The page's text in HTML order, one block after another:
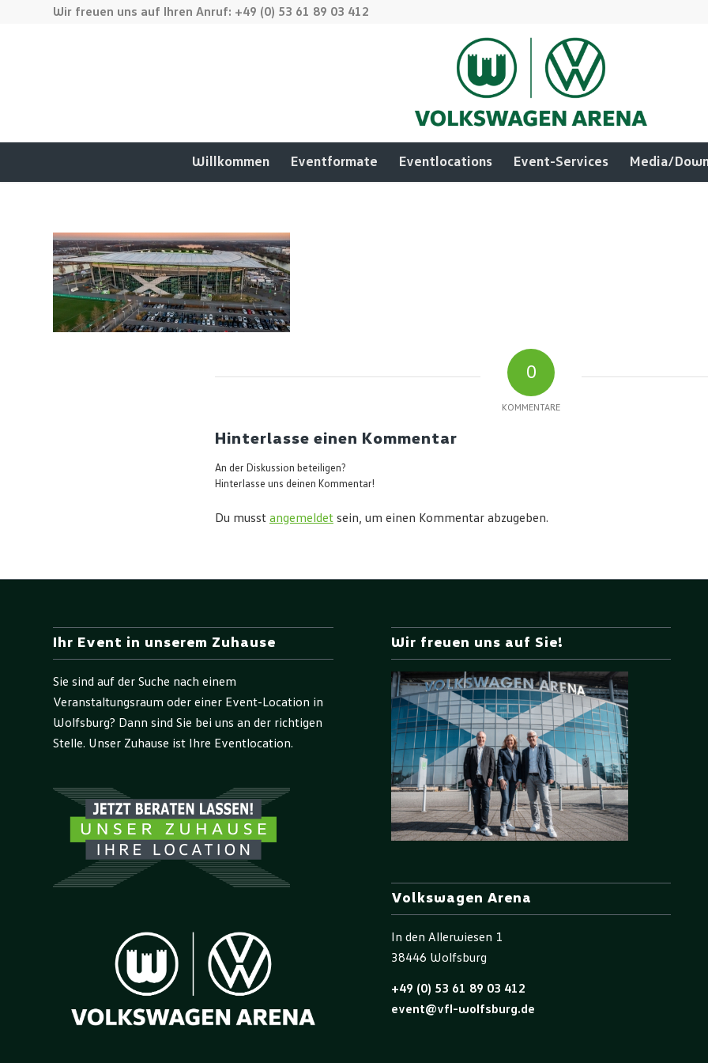
Wir freuen uns auf Ihren Anruf: +49 (0) 53 61 89 03 412
Willkommen Eventformate Eventlocations Event-Services Media/
0
KOMMENTARE
Hinterlasse einen Kommentar
An der Diskussion beteiligen?
Hinterlasse uns deinen Kommentar!
Du musst angemeldet sein, um einen Kommentar abzugeben.
Ihr Event in unserem Zuhause
Sie sind auf der Suche nach einem
Veranstaltungsraum oder einer Event-Location in
Wolfsburg? Dann sind Sie bei uns an der richtigen
Stelle. Unser Zuhause ist Ihre Eventlocation.
Wir freuen uns auf Sie!
Volkswagen Arena
In den Allerwiesen 1
38446 Wolfsburg
+49 (0) 53 61 89 03 412
event@vfl-wolfsburg.de